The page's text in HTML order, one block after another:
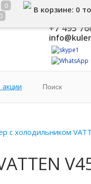
0
0
В корзине: 0
8 800
+7 495
с холодильником